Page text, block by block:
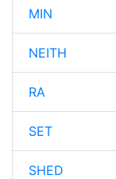
MIN
NEITH
RA
SET
SHED